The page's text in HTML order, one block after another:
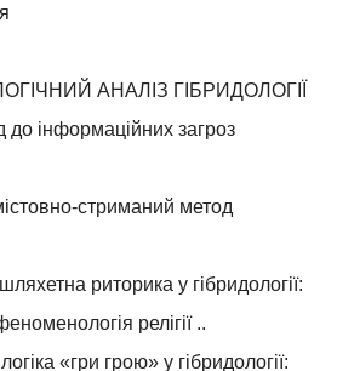
АНАЛІЗ ГІБРИДОЛОГІЇ
до інформаційних загроз
стриманий метод
риторика у гібридології:
релігії ..
«гри грою» у гібридології: